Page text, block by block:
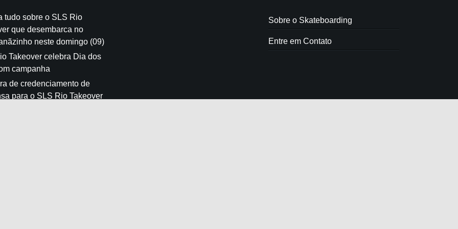
tudo sobre o SLS Rio
que desembarca no
neste domingo (09)
Takeover celebra Dia dos
campanha
de credenciamento de
para o SLS Rio Takeover
Sobre o Skateboarding
Entre em Contato